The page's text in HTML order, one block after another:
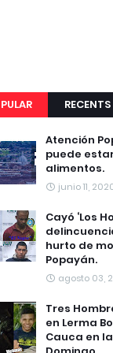
RECENTS
Atención
puede
alimentos.
junio 11,
Cayó ‘Los
hurto de
Popayán.
agosto 03,
Tres
en Lerma
Cauca en